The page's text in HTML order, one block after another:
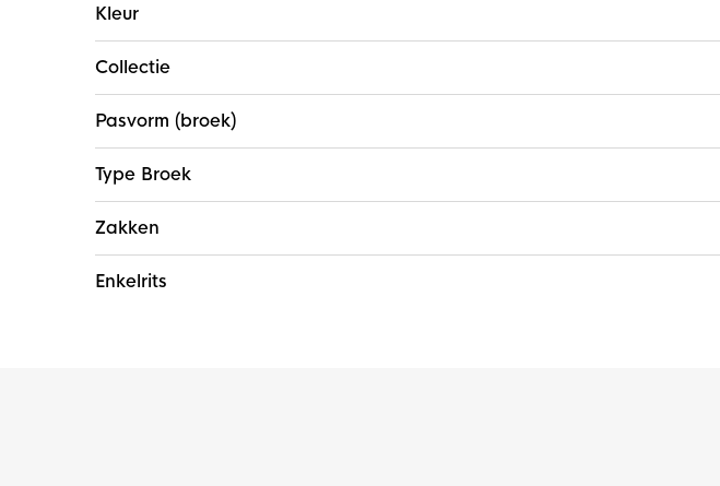
Kleur
Collectie
Pasvorm (broek)
Type Broek
Zakken
Enkelrits